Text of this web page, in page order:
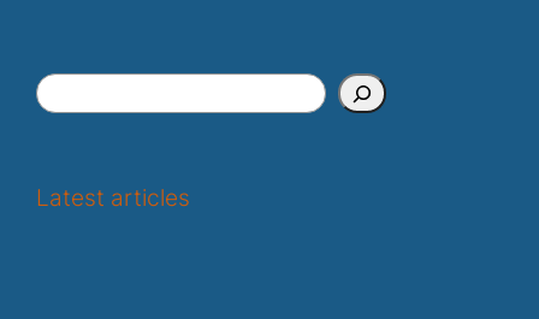
S
rLatest articles